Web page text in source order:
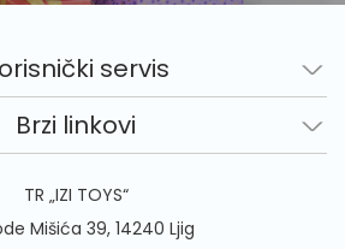
servis
Brzi linkovi
TR „IZI TOYS“
Mišića 39, 14240 Ljig